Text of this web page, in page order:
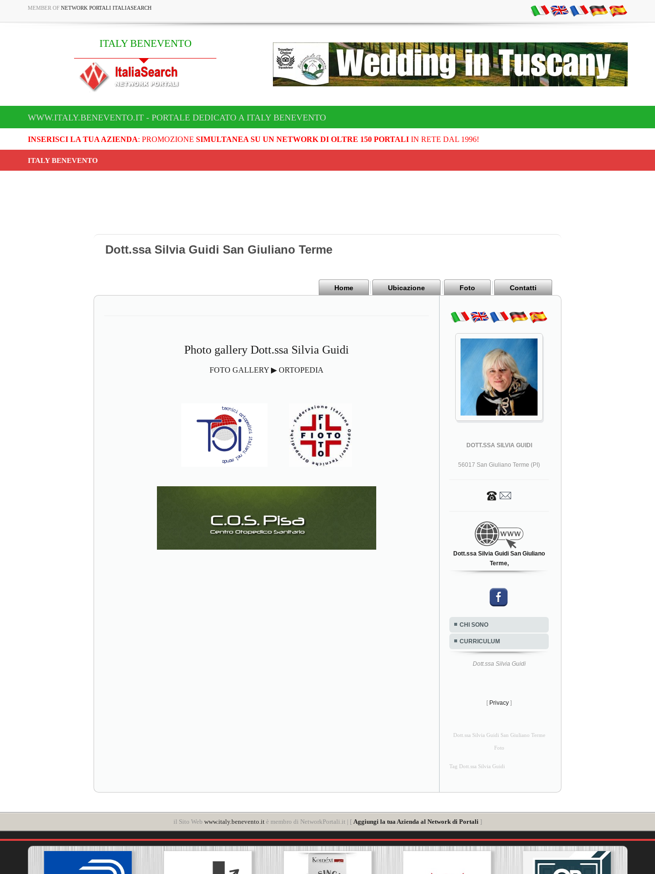
MEMBER OF NETWORK PORTALI ITALIASEARCH
ITALY BENEVENTO
WWW.ITALY.BENEVENTO.IT - PORTALE DEDICATO A ITALY BENEVENTO
INSERISCI LA TUA AZIENDA: PROMOZIONE SIMULTANEA SU UN NETWORK DI OLTRE 150 PORTALIIN RETE DAL 1996!
ITALY BENEVENTO
Dott.ssa Silvia Guidi San Giuliano Terme
Home Ubicazione Foto Contatti
Photo gallery Dott.ssa Silvia Guidi
FOTO GALLERY ▶ ORTOPEDIA
DOTT.SSA SILVIA GUIDI
56017 San Giuliano Terme (PI)
Dott.ssa Silvia Guidi San Giuliano
Terme,
CHI SONO
CURRICULUM
Dott.ssa Silvia Guidi
[ Privacy ]
Dott.ssa Silvia Guidi San Giuliano Terme
Foto
Tag Dott.ssa Silvia Guidi
il Sito Web www.italy.benevento.itè membro di NetworkPortali.it | [ Aggiungi la tua Azienda al Network di Portali ]